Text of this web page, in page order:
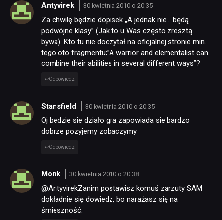
Antyvirek 30 kwietnia 2010 o 20:35
Za chwilę będzie dopisek „A jednak nie… będą
podwójne klasy” (Jak to u Was często zresztą
bywa). Kto tu nie doczytał na oficjalnej stronie min.
tego oto fragmentu;”A warrior and elementalist can
combine their abilities in several different ways”?
Odpowiedz
Stansfield 30 kwietnia 2010 o 20:35
Oj bedzie sie działo gra zapowiada sie bardzo
dobrze pozyjemy zobaczymy
Odpowiedz
Monk 30 kwietnia 2010 o 20:38
@AntyvirekZanim postawisz komuś zarzuty SAM
dokładnie się dowiedz, bo narażasz się na
śmieszność.